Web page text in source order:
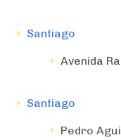
Santiago
Avenida
Santiago
Pedro